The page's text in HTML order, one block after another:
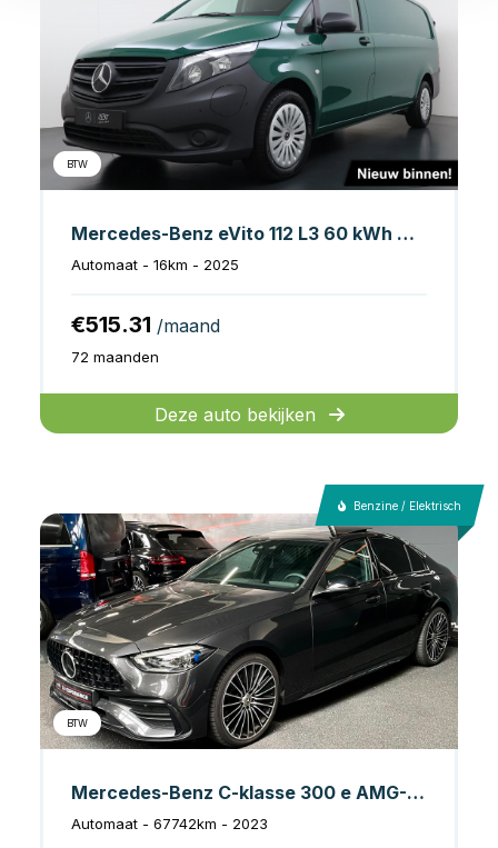
BTW
Mercedes-Benz eVito 112 L3 60 kWh Accu
Automaat - 16km - 2025
€515.31 /maand
72 maanden
Deze auto bekijken
Benzine / Elektrisch
BTW
Mercedes-Benz C-klasse 300 e AMG-LINE PANO Burmester 313 PK
Automaat - 67742km - 2023